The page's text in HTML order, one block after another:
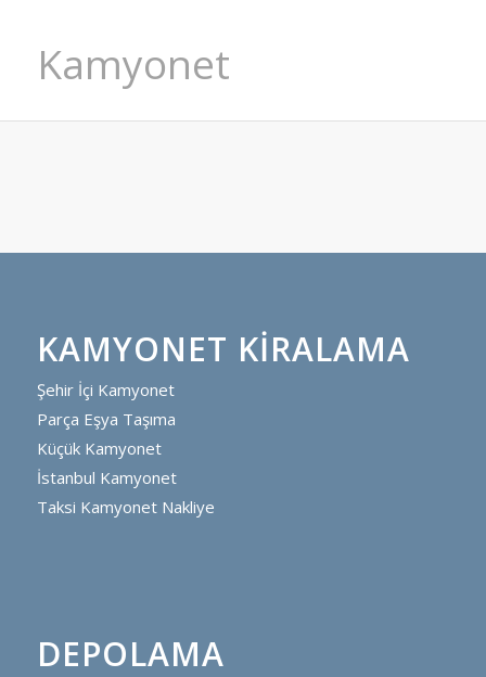
Kamyonet
KAMYONET KIRALAMA
Şehir İçi Kamyonet
Parça Eşya Taşıma
Küçük Kamyonet
İstanbul Kamyonet
Taksi Kamyonet Nakliye
DEPOLAMA